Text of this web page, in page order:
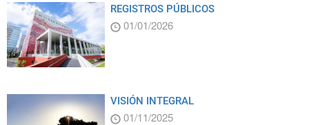
REGISTROS PÚBLICOS
01/01/2026
VISIÓN INTEGRAL
01/11/2025